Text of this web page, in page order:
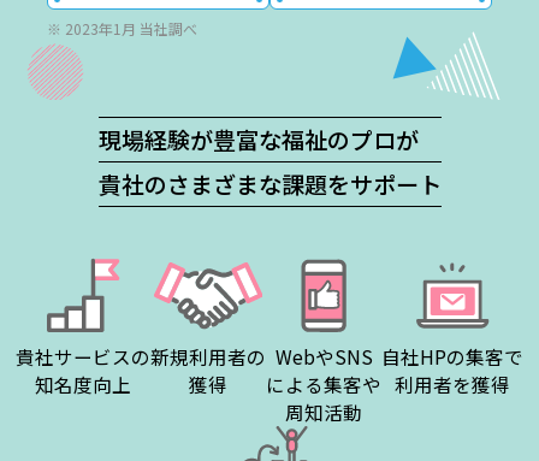
※ 2023年1月 当社調べ
現場経験が豊富な福祉のプロが
貴社のさまざまな課題をサポート
貴社サービスの
知名度向上
新規利用者の
獲得
WebやSNS
による集客や
周知活動
自社HPの集客で
利用者を獲得